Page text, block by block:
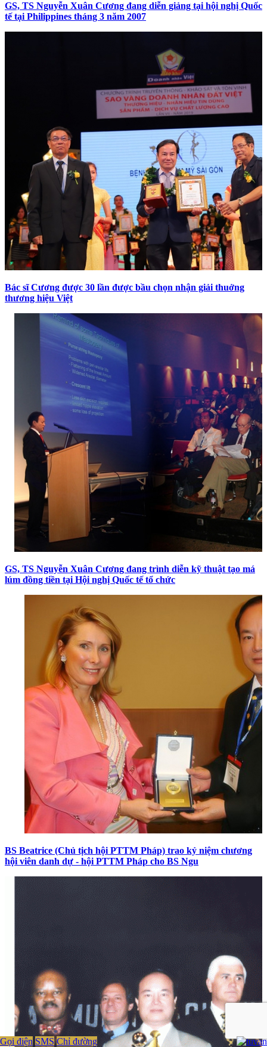
GS, TS Nguyễn Xuân Cương đang diễn giảng tại hội nghị Quốc
tế tại Philippines tháng 3 năm 2007
Bác sĩ Cương được 30 lần được bầu chọn nhận giải thuởng
thương hiệu Việt
GS, TS Nguyễn Xuân Cương đang trình diễn kỹ thuật tạo má
lúm đồng tiền tại Hội nghị Quốc tế tổ chức
BS Beatrice (Chủ tịch hội PTTM Pháp) trao kỷ niệm chương
hội viên danh dự - hội PTTM Pháp cho BS Ngu
Gọi điện SMS Chỉ đường